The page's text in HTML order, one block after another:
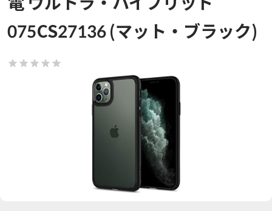
075CS27136 (マット・ブラック)